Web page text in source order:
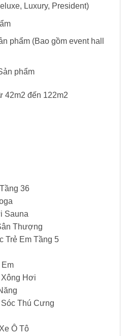
Luxury, President)
phẩm (Bao gồm event hall
phẩm
42m2 đến 122m2
36
Sauna
Thượng
Trẻ Em Tầng 5
Em
Xông Hơi
Thú Cưng
Ô Tô